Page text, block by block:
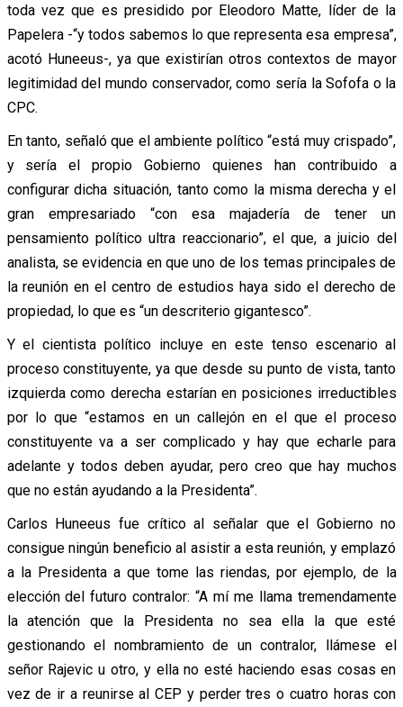
toda vez que es presidido por Eleodoro Matte, líder de la
Papelera -“y todos sabemos lo que representa esa empresa”,
acotó Huneeus-, ya que existirían otros contextos de mayor
legitimidad del mundo conservador, como sería la Sofofa o la
CPC.
En tanto, señaló que el ambiente político “está muy crispado”,
y sería el propio Gobierno quienes han contribuido a
configurar dicha situación, tanto como la misma derecha y el
gran empresariado “con esa majadería de tener un
pensamiento político ultra reaccionario”, el que, a juicio del
analista, se evidencia en que uno de los temas principales de
la reunión en el centro de estudios haya sido el derecho de
propiedad, lo que es “un descriterio gigantesco”.
Y el cientista político incluye en este tenso escenario al
proceso constituyente, ya que desde su punto de vista, tanto
izquierda como derecha estarían en posiciones irreductibles
por lo que “estamos en un callejón en el que el proceso
constituyente va a ser complicado y hay que echarle para
adelante y todos deben ayudar, pero creo que hay muchos
que no están ayudando a la Presidenta”.
Carlos Huneeus fue crítico al señalar que el Gobierno no
consigue ningún beneficio al asistir a esta reunión, y emplazó
a la Presidenta a que tome las riendas, por ejemplo, de la
elección del futuro contralor: “A mí me llama tremendamente
la atención que la Presidenta no sea ella la que esté
gestionando el nombramiento de un contralor, llámese el
señor Rajevic u otro, y ella no esté haciendo esas cosas en
vez de ir a reunirse al CEP y perder tres o cuatro horas con